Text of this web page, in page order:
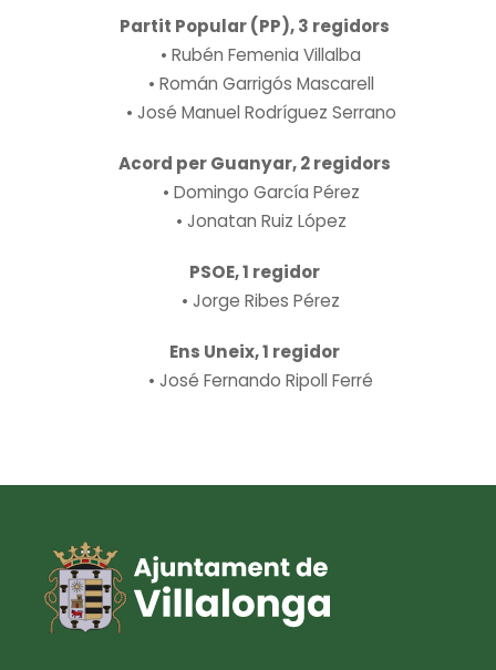
Partit Popular (PP), 3 regidors
• Rubén Femenia Villalba
• Román Garrigós Mascarell
• José Manuel Rodríguez Serrano
Acord per Guanyar, 2 regidors
• Domingo García Pérez
• Jonatan Ruiz López
PSOE, 1 regidor
• Jorge Ribes Pérez
Ens Uneix, 1 regidor
• José Fernando Ripoll Ferré